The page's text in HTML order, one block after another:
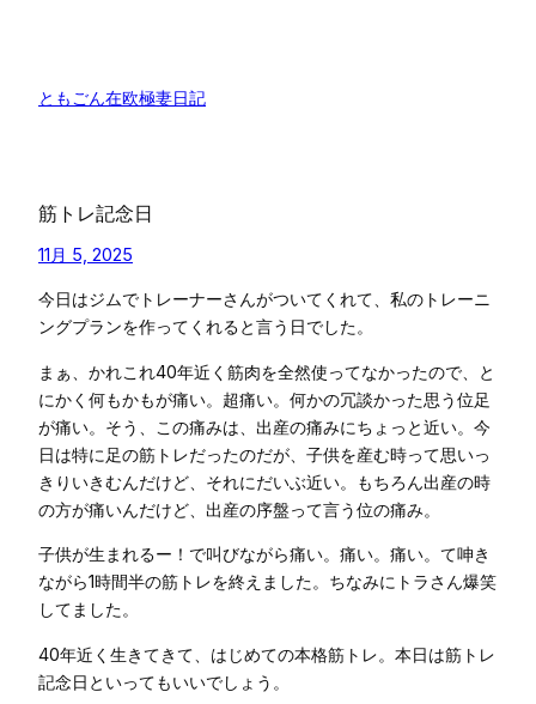
ともごん在欧極妻日記
筋トレ記念日
11月 5, 2025
今日はジムでトレーナーさんがついてくれて、私のトレーニ
ングプランを作ってくれると言う日でした。
まぁ、かれこれ40年近く筋肉を全然使ってなかったので、と
にかく何もかもが痛い。超痛い。何かの冗談かった思う位足
が痛い。そう、この痛みは、出産の痛みにちょっと近い。今
日は特に足の筋トレだったのだが、子供を産む時って思いっ
きりいきむんだけど、それにだいぶ近い。もちろん出産の時
の方が痛いんだけど、出産の序盤って言う位の痛み。
子供が生まれるー！で叫びながら痛い。痛い。痛い。て呻き
ながら1時間半の筋トレを終えました。ちなみにトラさん爆笑
してました。
40年近く生きてきて、はじめての本格筋トレ。本日は筋トレ
記念日といってもいいでしょう。